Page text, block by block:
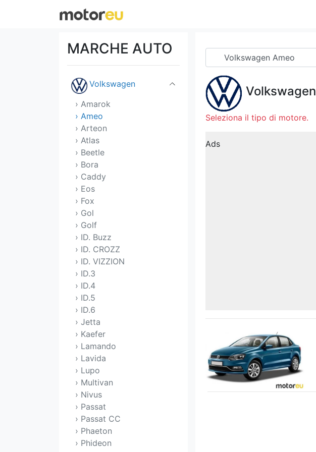
MARCHE AUTO
Tofas
Volkswagen
› Amarok
› Ameo
› Arteon
› Atlas
› Beetle
› Bora
› Caddy
› Eos
› Fox
› Gol
› Golf
› ID. Buzz
› ID. CROZZ
› ID. VIZZION
› ID.3
› ID.4
› ID.5
› ID.6
› Jetta
› Kaefer
› Lamando
› Lavida
› Lupo
› Multivan
› Nivus
› Passat
› Passat CC
› Phaeton
› Phideon
Volkswagen
Seleziona il tipo di motore.
Ads